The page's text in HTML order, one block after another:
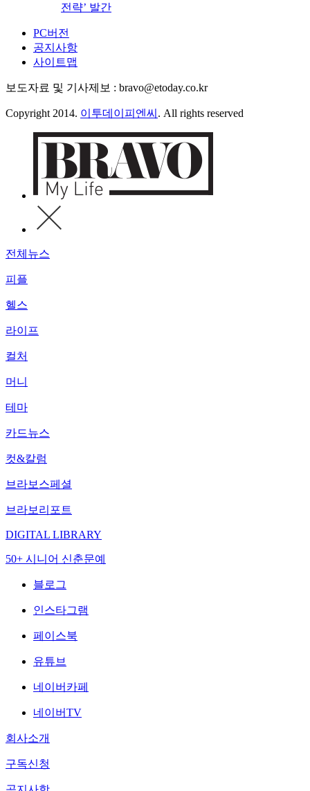
전략’ 발간
PC버전
공지사항
사이트맵
보도자료 및 기사제보 : bravo@etoday.co.kr
Copyright 2014. 이투데이피엔씨 . All rights reserved
전체뉴스
피플
헬스
라이프
컬처
머니
테마
카드뉴스
컷&칼럼
브라보스페셜
브라보리포트
DIGITAL LIBRARY
50+ 시니어 신춘문예
블로그
인스타그램
페이스북
유튜브
네이버카페
네이버TV
회사소개
구독신청